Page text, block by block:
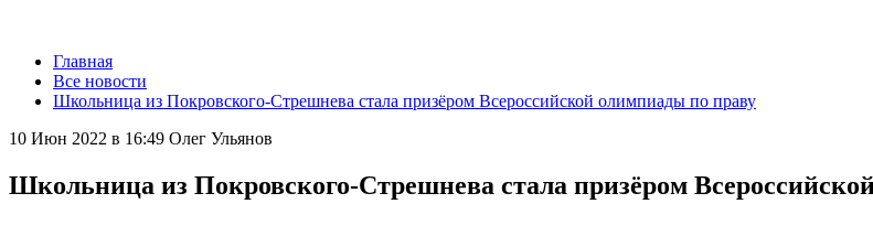
Главная
Все новости
Школьница из Покровского-Стрешнева стала призёром Всероссийской олимпиады по праву
10 Июн 2022 в 16:49 Олег Ульянов
Школьница из Покровского-Стрешнева стала призёром